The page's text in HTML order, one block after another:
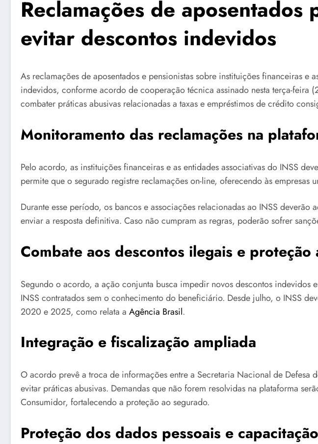
Reclamações de
evitar descontos indevidos
As reclamações de aposentados e pensionistas sobre instituições financeiras
indevidos, conforme acordo de cooperação técnica assinado nesta terça-feira
combater práticas abusivas relacionadas a taxas e empréstimos de crédito
Monitoramento das reclamações na
Pelo acordo, as instituições financeiras e as entidades associativas do INSS
permite que o segurado registre reclamações on-line, oferecendo às empresas
Durante esse período, os bancos e associações relacionadas ao INSS
enviar a resposta definitiva. Caso não cumpram as regras, poderão sofrer
Combate aos descontos ilegais e proteção
Segundo o acordo, a ação conjunta busca impedir novos descontos indevidos
INSS contratados sem o conhecimento do beneficiário. Desde julho, o INSS
2020 e 2025, como relata a Agência Brasil.
Integração e fiscalização ampliada
O acordo prevê a troca de informações entre a Secretaria Nacional de
evitar práticas abusivas. Demandas que não forem resolvidas na plataforma
Consumidor, fortalecendo a proteção ao segurado.
Proteção dos dados pessoais e capacitação